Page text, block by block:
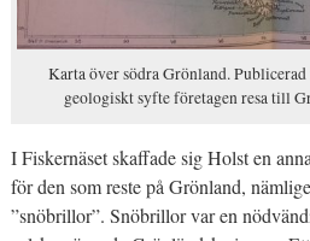
Karta över södra Grönland.
geologiskt syfte företagen resa till
I Fiskernäset skaffade sig Holst en
för den som reste på Grönland,
”snöbrillor”. Snöbrillor var en